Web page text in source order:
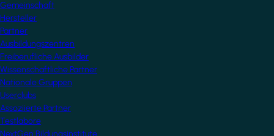
Gemeinschaft
Hersteller
Partner
Ausbildungszentren
Freiberufliche Ausbilder
Wissenschaftliche Partner
Nationale Gruppen
Userclubs
Assoziierte Partner
Testlabore
NextGen Bildungsinstitute